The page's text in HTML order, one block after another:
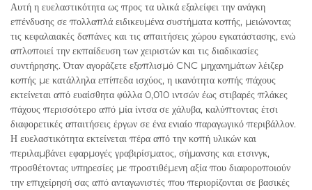
Αυτή η ευελαστικότητα ως προς τα υλικά εξαλείφει την ανάγκη
επένδυσης σε πολλαπλά ειδικευμένα συστήματα κοπής, μειώνοντας
τις κεφαλαιακές δαπάνες και τις απαιτήσεις χώρου εγκατάστασης, ενώ
απλοποιεί την εκπαίδευση των χειριστών και τις διαδικασίες
συντήρησης. Όταν αγοράζετε εξοπλισμό CNC μηχανημάτων λέιζερ
κοπής με κατάλληλα επίπεδα ισχύος, η ικανότητα κοπής πάχους
εκτείνεται από ευαίσθητα φύλλα 0,010 ιντσών έως στιβαρές πλάκες
πάχους περισσότερο από μία ίντσα σε χάλυβα, καλύπτοντας έτσι
διαφορετικές απαιτήσεις έργων σε ένα ενιαίο παραγωγικό περιβάλλον.
Η ευελαστικότητα εκτείνεται πέρα από την κοπή υλικών και
περιλαμβάνει εφαρμογές γραβιρίσματος, σήμανσης και ετσινγκ,
προσθέτοντας υπηρεσίες με προστιθέμενη αξία που διαφοροποιούν
την επιχείρησή σας από ανταγωνιστές που περιορίζονται σε βασικές